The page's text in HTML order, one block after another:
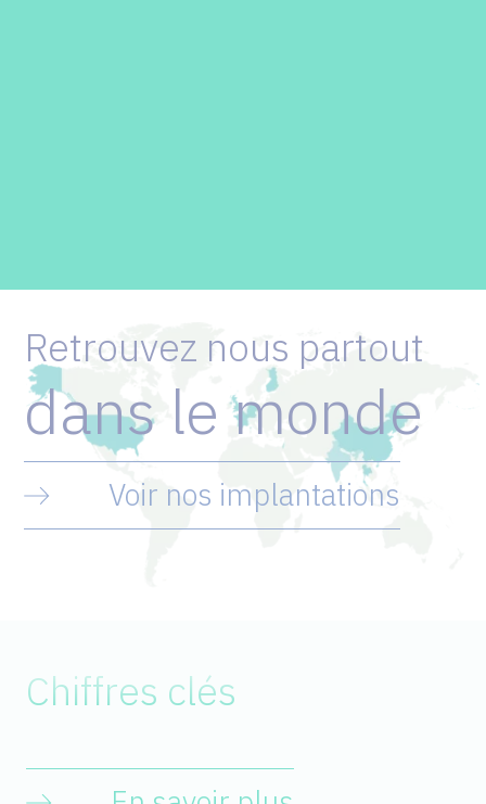
Retrouvez nous partout
dans le monde
Voir nos implantations
Chiffres clés